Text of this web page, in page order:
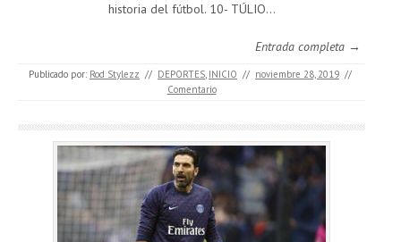
historia del fútbol. 10- TÚLIO…
Entrada completa →
Publicado por: Rod Stylezz // DEPORTES, INICIO // noviembre 28, 2019 //
Comentario